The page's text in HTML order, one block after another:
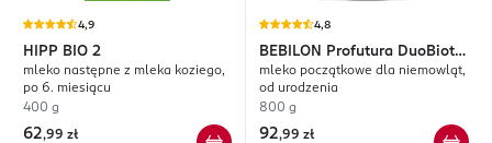
4,9
HIPP BIO 2
mleko następne z mleka koziego,
po 6. miesiącu
400 g
62,99 zł
4,8
BEBILON
Profutura DuoBiotik
1
mleko początkowe dla niemowląt,
od urodzenia
800 g
92,99 zł